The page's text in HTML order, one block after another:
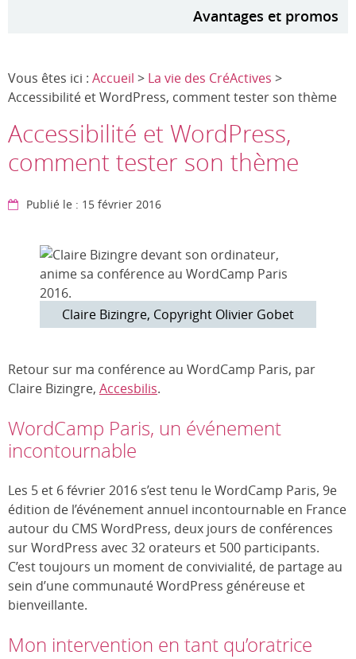
Avantages et promos
Vous êtes ici : Accueil > La vie des CréActives >
Accessibilité et WordPress, comment tester son thème
Accessibilité et WordPress,
comment tester son thème
Publié le : 15 février 2016
Claire Bizingre, Copyright Olivier Gobet
Retour sur ma conférence au WordCamp Paris, par
Claire Bizingre, Accesbilis.
WordCamp Paris, un événement
incontournable
Les 5 et 6 février 2016 s’est tenu le WordCamp Paris, 9e
édition de l’événement annuel ‎incontournable en France
autour du CMS WordPress, deux jours de conférences
sur WordPress avec 32 orateurs et 500 participants.
C’est toujours un moment de convivialité, de partage au
sein d’une communauté WordPress généreuse et
bienveillante.
Mon intervention en tant qu’oratrice